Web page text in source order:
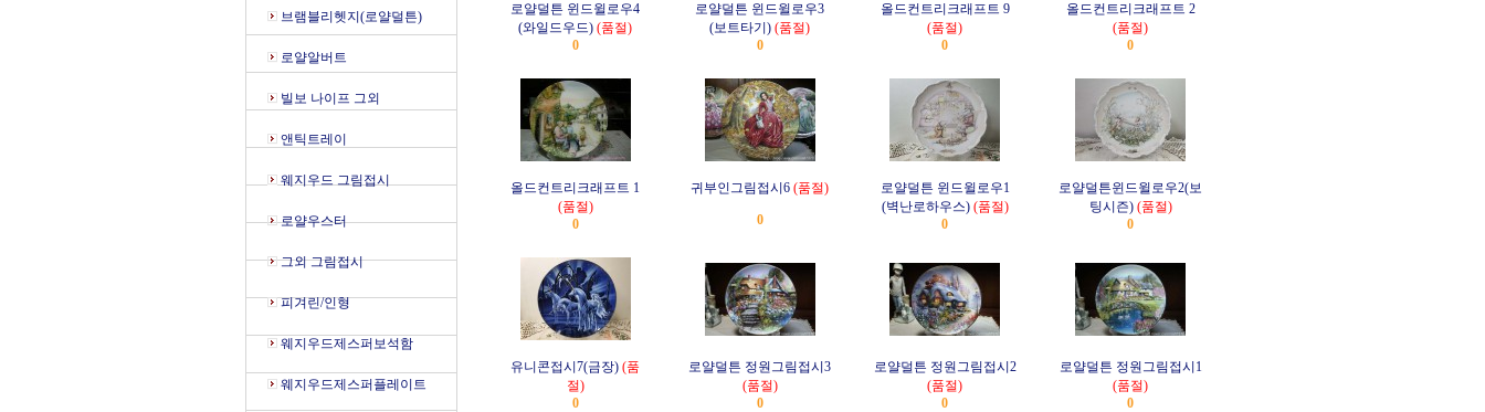
브램블리헷지(로얄덜튼)
로얄알버트
빌보 나이프 그외
앤틱트레이
웨지우드 그림접시
로얄우스터
그외 그림접시
피겨린/인형
웨지우드제스퍼보석함
웨지우드제스퍼플레이트
로얄덜튼 윈드윌로우4
(와일드우드) (품절)
0
로얄덜튼 윈드윌로우3
(보트타기) (품절)
0
올드컨트리크래프트 9
(품절)
0
올드컨트리크래프트 2
(품절)
0
올드컨트리크래프트 1
(품절)
0
귀부인그림접시6 (품절)
0
로얄덜튼 윈드윌로우1
(벽난로하우스) (품절)
0
로얄덜튼윈드윌로우2(보
팅시즌) (품절)
0
유니콘접시7(금장) (품
절)
0
로얄덜튼 정원그림접시3
(품절)
0
로얄덜튼 정원그림접시2
(품절)
0
로얄덜튼 정원그림접시1
(품절)
0